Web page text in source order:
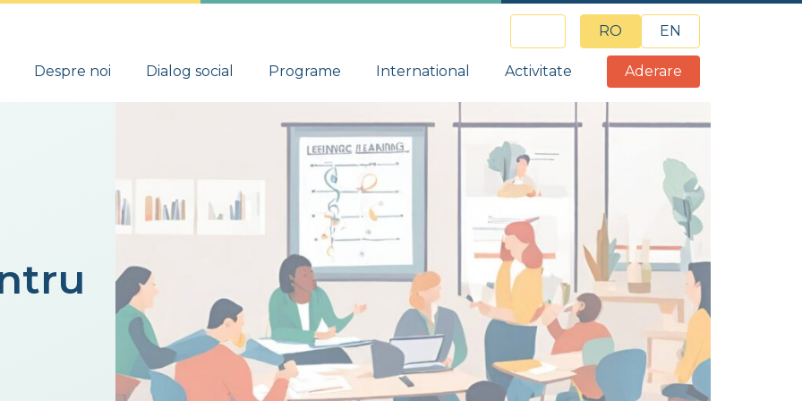
RO EN
Despre noi Dialog social Programe International Activitate Aderare